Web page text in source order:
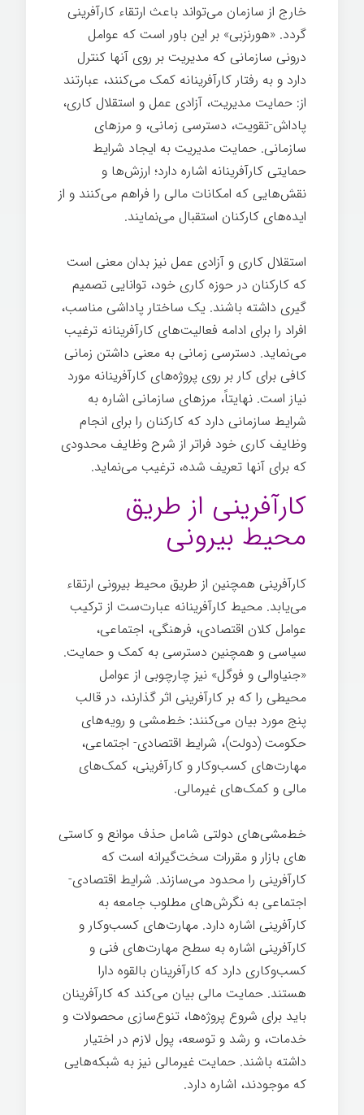
خارج از سازمان می­‌تواند باعث ارتقاء ‌کارآفرینی
گردد. «هورنزبی» بر این باور است که عوامل
درونی سازمانی که مدیریت بر روی آنها کنترل
دارد و به رفتار کارآفرینانه کمک می­‌کنند، عبارتند
از: حمایت مدیریت، آزادی عمل و استقلال کاری،
پاداش-تقویت، دسترسی زمانی، و مرزهای
سازمانی. حمایت مدیریت به ایجاد شرایط
حمایتی کارآفرینانه اشاره دارد؛ ارزش­‌ها و
نقش‌هایی که امکانات مالی را فراهم می­‌کنند و از
ایده­‌های کارکنان استقبال می­‌نمایند.
استقلال کاری و آزادی عمل نیز بدان معنی است
که کارکنان در حوزه کاری خود،‌ توانایی تصمیم­‌
گیری داشته باشند. یک ساختار پاداشی مناسب،
افراد را برای ادامه فعالیت­‌های کارآفرینانه ترغیب
می­‌نماید. دسترسی زمانی به معنی داشتن زمانی
کافی برای کار بر روی پروژه­‌های کارآفرینانه مورد
نیاز است. نهایتاً، مرزهای سازمانی اشاره به
شرایط سازمانی دارد که کارکنان را برای انجام
وظایف کاری خود فراتر از شرح وظایف محدودی
که برای آنها تعریف شده، ترغیب می­‌نماید.
کارآفرینی از طریق
محیط بیرونی
کارآفرینی همچنین از طریق محیط بیرونی ارتقاء‌
می­‌یابد. محیط کارآفرینانه عبارت‌ست از ترکیب
عوامل کلان اقتصادی، فرهنگی، اجتماعی،
سیاسی و همچنین دسترسی به کمک و حمایت.
«جنیاوالی و فوگل» نیز چارچوبی از عوامل
محیطی را که بر کارآفرینی اثر گذارند، در قالب
پنج مورد بیان می­‌کنند:‌ خط‌مشی و رویه­‌های
حکومت (دولت)، شرایط اقتصادی- اجتماعی،
مهارت­‌های کسب‌وکار و کارآفرینی، کمک‌های
مالی و کمک‌های غیرمالی.
خط‌مشی­‌های دولتی شامل حذف موانع و کاستی­‌
های بازار و مقررات سخت‌گیرانه است که
کارآفرینی را محدود می‌سازند. شرایط اقتصادی-
اجتماعی به نگرش‌های مطلوب جامعه به
کارآفرینی اشاره دارد. مهارت­‌های کسب‌وکار و
کارآفرینی اشاره به سطح مهارت­‌های فنی و
کسب‌وکاری دارد که کارآفرینان بالقوه دارا
هستند. حمایت مالی بیان می­‌کند که کارآفرینان
باید برای شروع پروژه­‌ها، تنوع‌سازی محصولات و
خدمات، و رشد و توسعه، پول لازم در اختیار
داشته باشند. حمایت غیرمالی نیز به شبکه­‌هایی
که موجودند، اشاره دارد.